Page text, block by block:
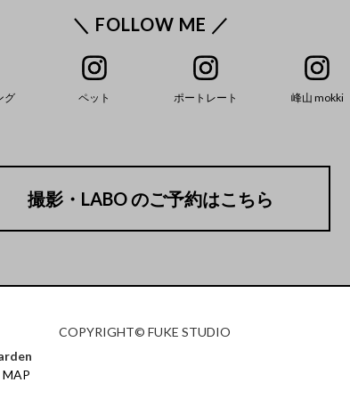
＼ FOLLOW ME ／
グ ペット ポートレート 峰山 mokki
撮影・LABO のご予約はこちら
MAP
COPYRIGHT© FUKE STUDIO